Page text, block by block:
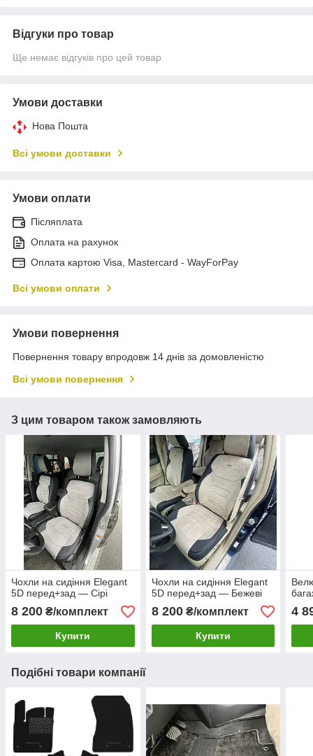
Відгуки про товар
Ще немає відгуків про цей товар
Умови доставки
Нова Пошта
Всі умови доставки
Умови оплати
Післяплата
Оплата на рахунок
Оплата картою Visa, Mastercard - WayForPay
Всі умови оплати
Умови повернення
Повернення товару впродовж 14 днів за домовленістю
Всі умови повернення
З цим товаром також замовляють
Чохли на сидіння Elegant
5D перед+зад — Сірі
8 200 ₴/комплект
Купити
Чохли на сидіння Elegant
5D перед+зад — Бежеві
8 200₴/комплект
Купити
4
Подібні товари компанії